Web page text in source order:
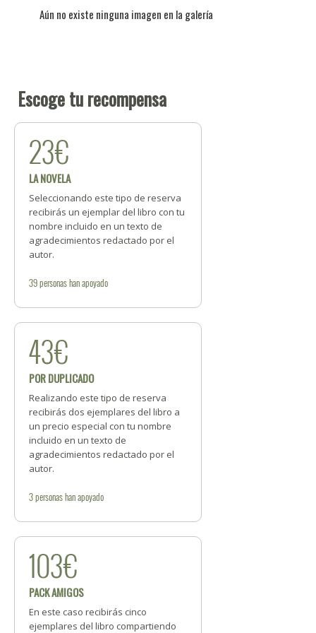
Aún no existe ninguna imagen en la galería
Escoge tu recompensa
23€
LA NOVELA
Seleccionando este tipo de reserva
recibirás un ejemplar del libro con tu
nombre incluido en un texto de
agradecimientos redactado por el
autor.
39personashan apoyado
43€
POR DUPLICADO
Realizando este tipo de reserva
recibirás dos ejemplares del libro a
un precio especial con tu nombre
incluido en un texto de
agradecimientos redactado por el
autor.
3personashan apoyado
103€
PACK AMIGOS
En este caso recibirás cinco
ejemplares del libro compartiendo